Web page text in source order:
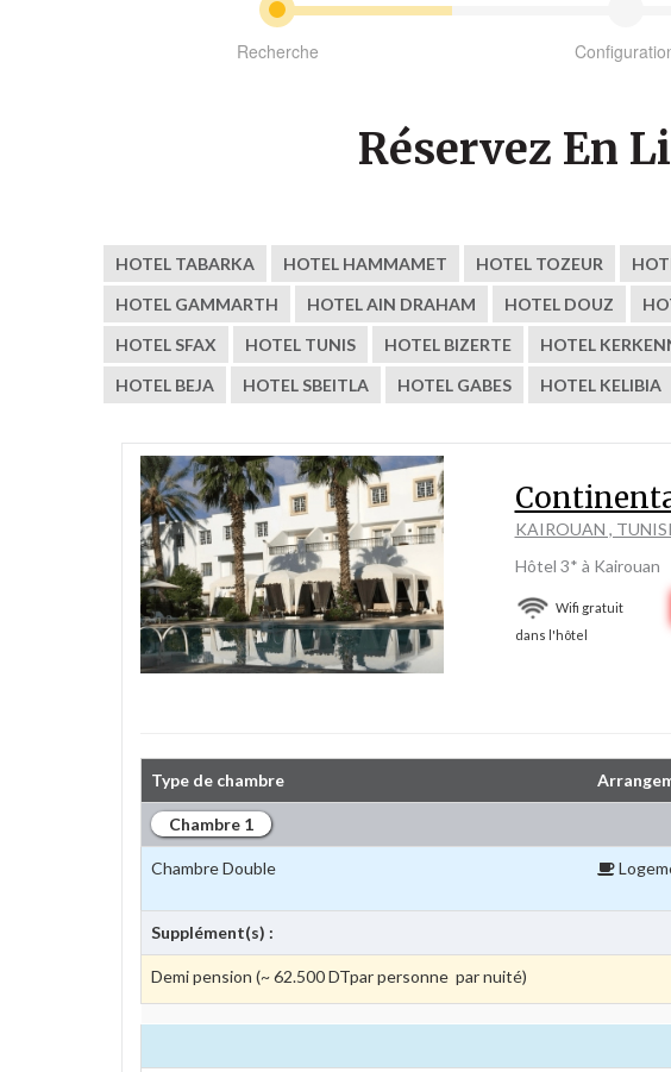
Recherche
Réservez En
HOTEL TABARKA HOTEL HAMMAMET HOTEL TOZEUR
HOTEL GAMMARTH
HOTEL AIN DRAHAM HOTEL DOUZ
HOTEL SFAX
HOTEL TUNIS HOTEL BIZERTE HOTEL
HOTEL BEJA
HOTEL SBEITLA HOTEL GABES HOTEL KELIBIA
KAIROUAN ,
Hôtel 3* à Kairouan
Wifi gratuit
dans l'hôtel
Type de chambre
Chambre 1
Chambre Double
Supplément(s) :
Demi pension (~ 62.500 DTpar personne par nuité)